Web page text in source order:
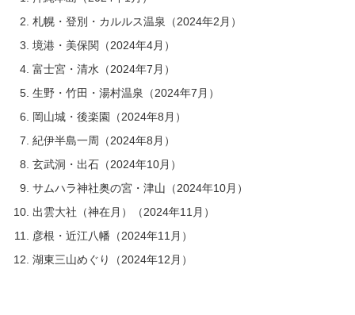
札幌・登別・カルルス温泉（2024年2月）
境港・美保関（2024年4月）
富士宮・清水（2024年7月）
生野・竹田・湯村温泉（2024年7月）
岡山城・後楽園（2024年8月）
紀伊半島一周（2024年8月）
玄武洞・出石（2024年10月）
サムハラ神社奥の宮・津山（2024年10月）
出雲大社（神在月）（2024年11月）
彦根・近江八幡（2024年11月）
湖東三山めぐり（2024年12月）